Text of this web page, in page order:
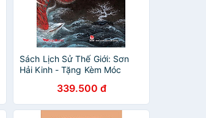
Sách Lịch Sử Thế Giới: Sơn
Hải Kinh - Tặng Kèm Móc
339.500 đ